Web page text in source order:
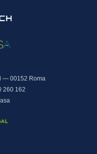
— 00152 Roma
260 162